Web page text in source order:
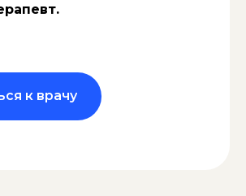
к врачу